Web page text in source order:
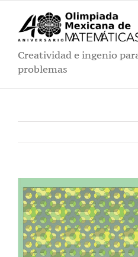
contenido
Creatividad e ingenio
problemas